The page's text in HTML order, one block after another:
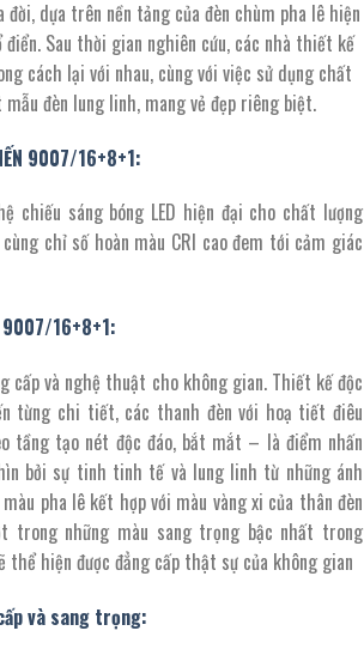
₫.
tại
là:
18.183.000 ₫.
đời, dựa trên nền tảng của đèn chùm pha lê hiện
điển. Sau thời gian nghiên cứu, các nhà thiết kế
cách lại với nhau, cùng với việc sử dụng chất
đèn lung linh, mang vẻ đẹp riêng biệt.
9007/16+8+1:
chiếu sáng bóng LED hiện đại cho chất lượng
chỉ số hoàn màu CRI cao đem tới cảm giác
9007/16+8+1:
cấp và nghệ thuật cho không gian. Thiết kế độc
từng chi tiết, các thanh đèn với hoạ tiết điêu
tầng tạo nét độc đáo, bắt mắt – là điểm nhấn
bởi sự tinh tinh tế và lung linh từ những ánh
pha lê kết hợp với màu vàng xi của thân đèn
trong những màu sang trọng bậc nhất trong
hiện được đẳng cấp thật sự của không gian
và sang trọng: